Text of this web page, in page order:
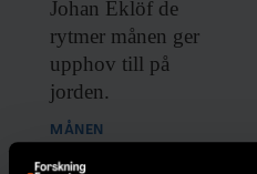
Johan Eklöf de
rytmer månen ger
upphov till på
jorden.
MÅNEN